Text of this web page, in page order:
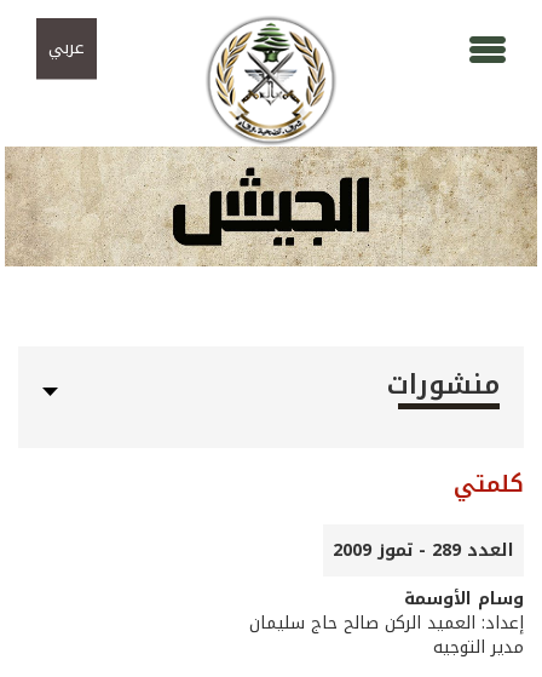
عربي
منشورات
كلمتي
العدد 289 - تموز 2009
وسام الأوسمة
إعداد: العميد الركن صالح حاج سليمان
مدير التوجيه